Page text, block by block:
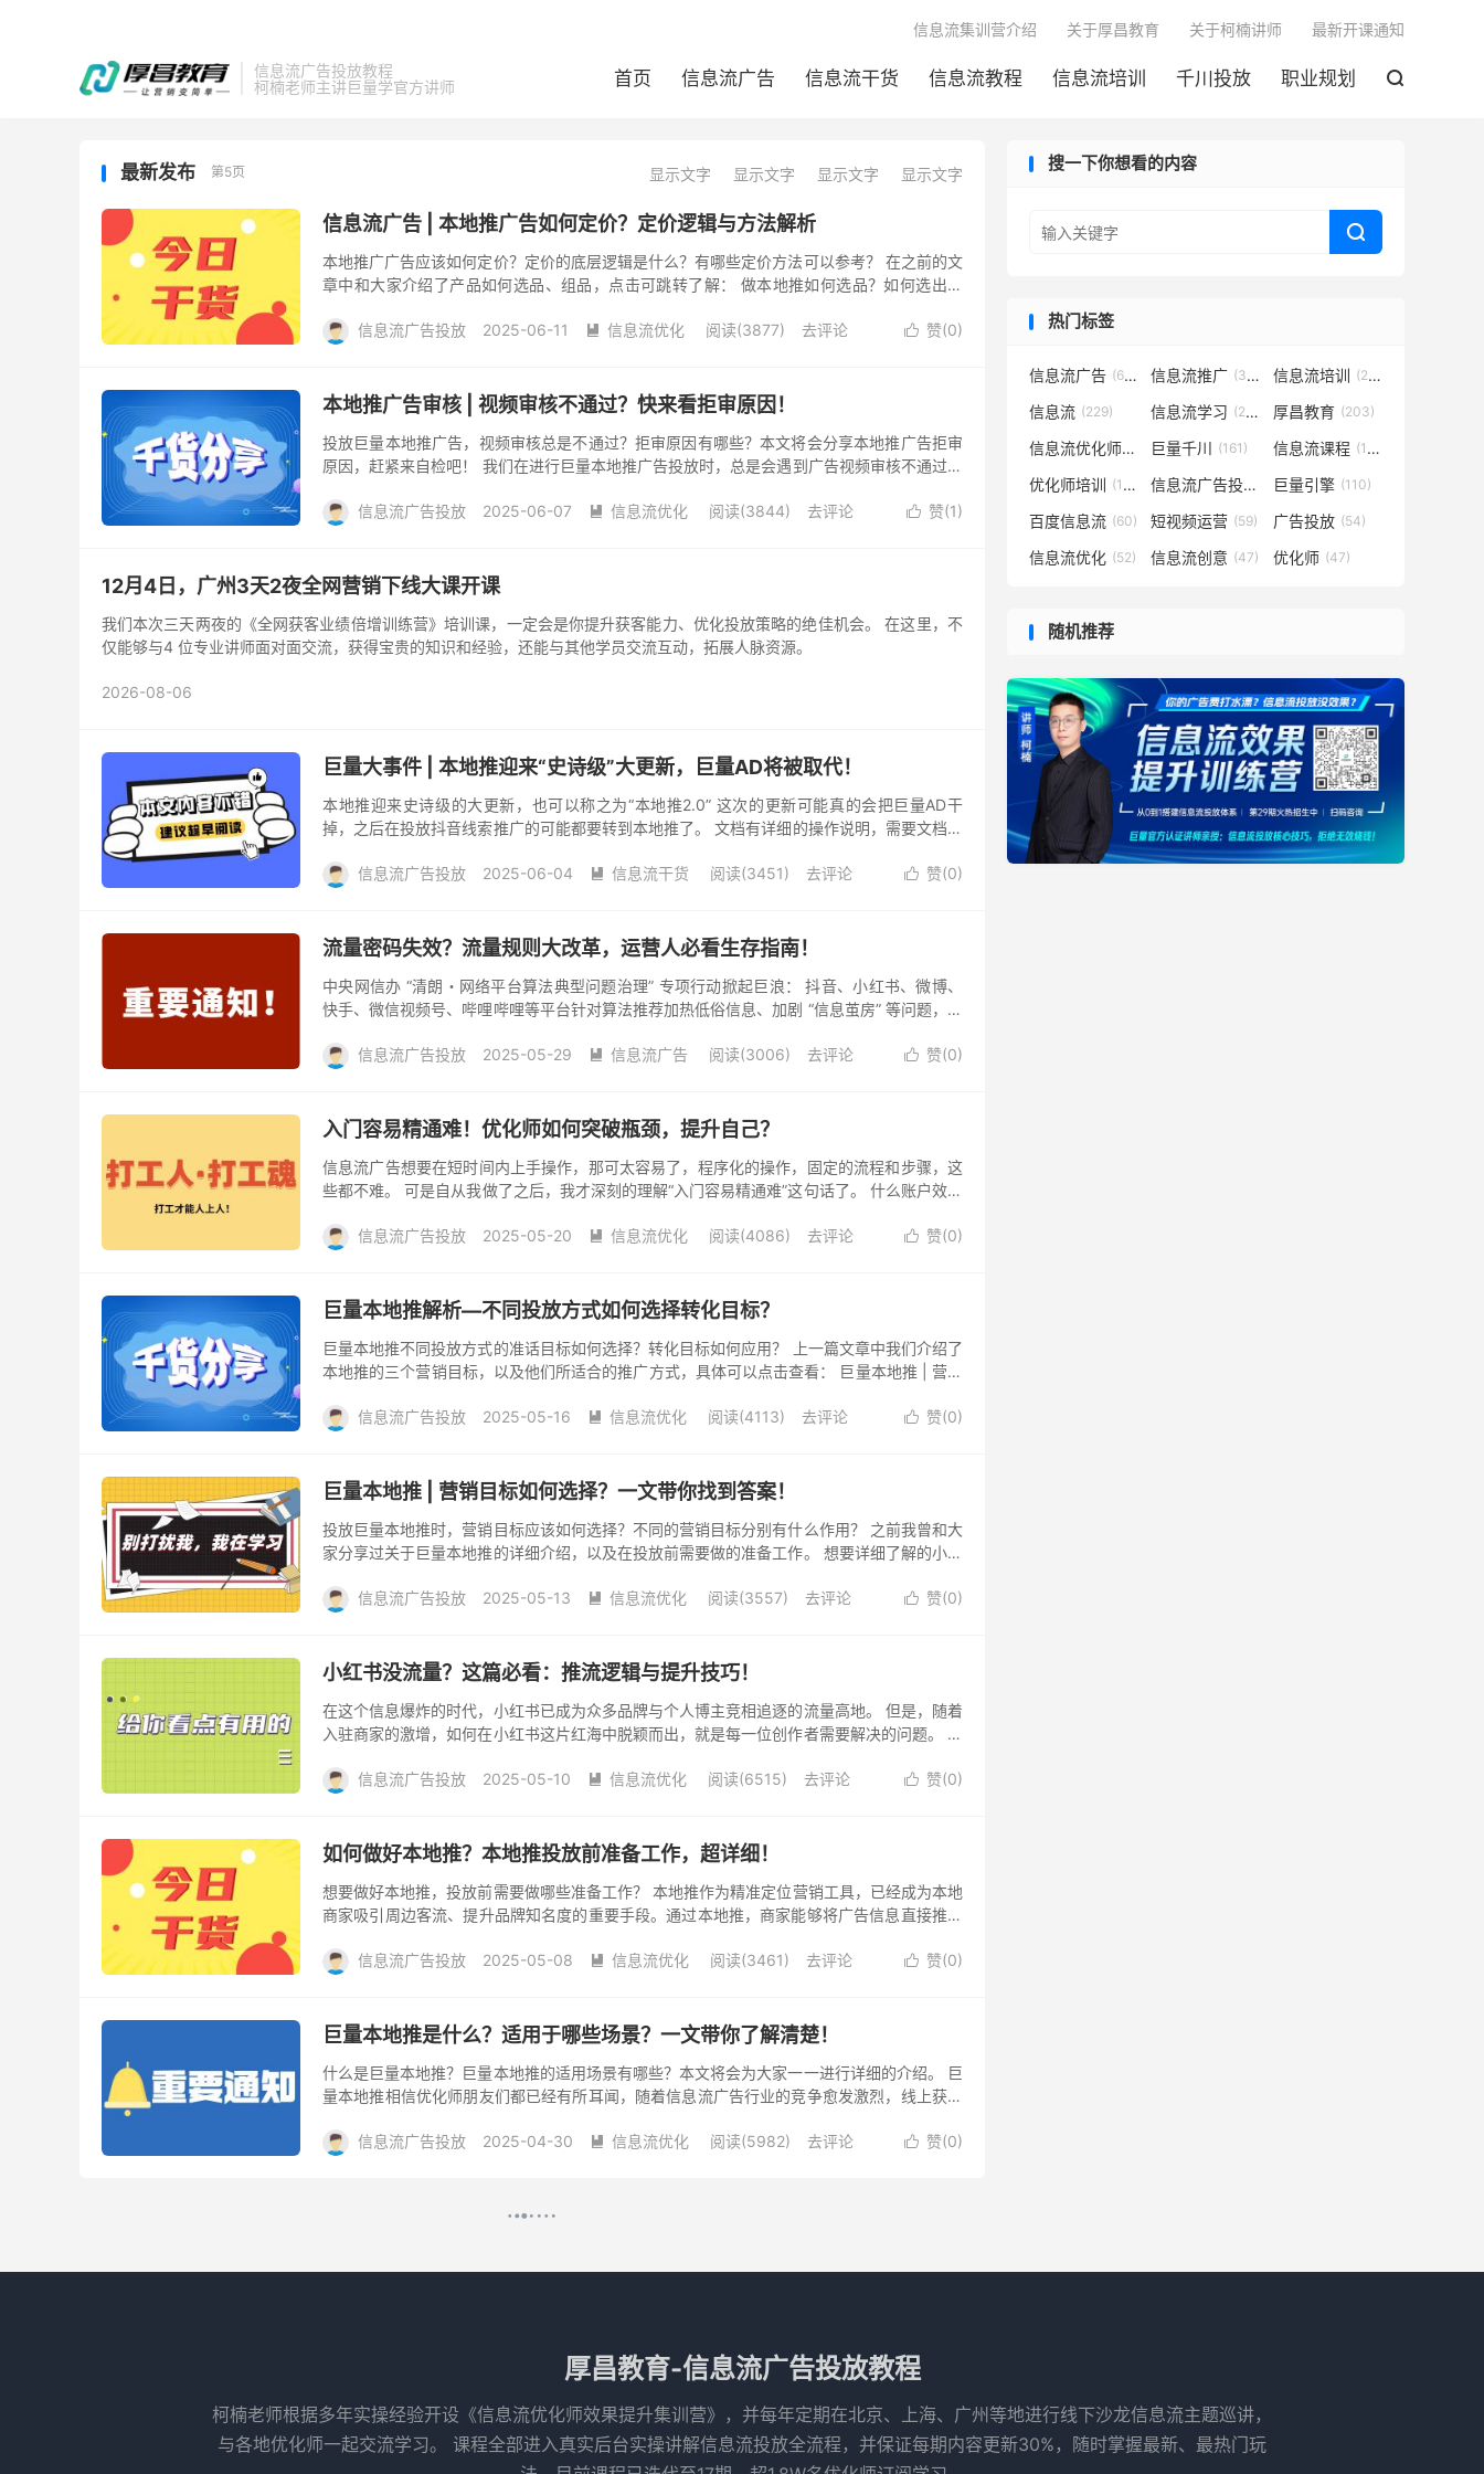
信息流广告投放教程
柯楠老师主讲巨量学官方讲师
首页 信息流广告 信息流干货 信息流教程 信息流培训 千川投放 职业规划 
信息流集训营介绍 关于厚昌教育 关于柯楠讲师 最新开课通知
最新发布 第5页 显示文字 显示文字 显示文字 显示文字
信息流广告 | 本地推广告如何定价？定价逻辑与方法解析
本地推广广告应该如何定价？定价的底层逻辑是什么？有哪些定价方法可以参考？ 在之前的文
章中和大家介绍了产品如何选品、组品，点击可跳转了解： 做本地推如何选品？如何选出好
 赞(0)
信息流广告投放 2025-06-11  信息流优化 阅读(3877) 去评论
本地推广告审核 | 视频审核不通过？快来看拒审原因！
投放巨量本地推广告，视频审核总是不通过？拒审原因有哪些？本文将会分享本地推广告拒审
原因，赶紧来自检吧！ 我们在进行巨量本地推广告投放时，总是会遇到广告视频审核不通过的
 赞(1)
信息流广告投放 2025-06-07  信息流优化 阅读(3844) 去评论
12月4日，广州3天2夜全网营销下线大课开课
我们本次三天两夜的《全网获客业绩倍增训练营》培训课，一定会是你提升获客能力、优化投放策略的绝佳机会。 在这里，不
仅能够与4 位专业讲师面对面交流，获得宝贵的知识和经验，还能与其他学员交流互动，拓展人脉资源。
2026-08-06
巨量大事件 | 本地推迎来“史诗级”大更新，巨量AD将被取代！
本地推迎来史诗级的大更新，也可以称之为“本地推2.0” 这次的更新可能真的会把巨量AD干
掉，之后在投放抖音线索推广的可能都要转到本地推了。 文档有详细的操作说明，需要文档的
 赞(0)
信息流广告投放 2025-06-04  信息流干货 阅读(3451) 去评论
流量密码失效？流量规则大改革，运营人必看生存指南！
中央网信办 “清朗・网络平台算法典型问题治理” 专项行动掀起巨浪： 抖音、小红书、微博、
快手、微信视频号、哔哩哔哩等平台针对算法推荐加热低俗信息、加剧 “信息茧房” 等问题，进
 赞(0)
信息流广告投放 2025-05-29  信息流广告 阅读(3006) 去评论
入门容易精通难！优化师如何突破瓶颈，提升自己？
信息流广告想要在短时间内上手操作，那可太容易了，程序化的操作，固定的流程和步骤，这
些都不难。 可是自从我做了之后，我才深刻的理解“入门容易精通难”这句话了。 什么账户效果
 赞(0)
信息流广告投放 2025-05-20  信息流优化 阅读(4086) 去评论
巨量本地推解析—不同投放方式如何选择转化目标？
巨量本地推不同投放方式的准话目标如何选择？转化目标如何应用？ 上一篇文章中我们介绍了
本地推的三个营销目标，以及他们所适合的推广方式，具体可以点击查看： 巨量本地推 | 营销
 赞(0)
信息流广告投放 2025-05-16  信息流优化 阅读(4113) 去评论
巨量本地推 | 营销目标如何选择？一文带你找到答案！
投放巨量本地推时，营销目标应该如何选择？不同的营销目标分别有什么作用？ 之前我曾和大
家分享过关于巨量本地推的详细介绍，以及在投放前需要做的准备工作。 想要详细了解的小伙
 赞(0)
信息流广告投放 2025-05-13  信息流优化 阅读(3557) 去评论
小红书没流量？这篇必看：推流逻辑与提升技巧！
在这个信息爆炸的时代，小红书已成为众多品牌与个人博主竞相追逐的流量高地。 但是，随着
入驻商家的激增，如何在小红书这片红海中脱颖而出，就是每一位创作者需要解决的问题。 今
 赞(0)
信息流广告投放 2025-05-10  信息流优化 阅读(6515) 去评论
如何做好本地推？本地推投放前准备工作，超详细！
想要做好本地推，投放前需要做哪些准备工作？ 本地推作为精准定位营销工具，已经成为本地
商家吸引周边客流、提升品牌知名度的重要手段。通过本地推，商家能够将广告信息直接推送
 赞(0)
信息流广告投放 2025-05-08  信息流优化 阅读(3461) 去评论
巨量本地推是什么？适用于哪些场景？一文带你了解清楚！
什么是巨量本地推？巨量本地推的适用场景有哪些？本文将会为大家一一进行详细的介绍。 巨
量本地推相信优化师朋友们都已经有所耳闻，随着信息流广告行业的竞争愈发激烈，线上获客
 赞(0)
信息流广告投放 2025-04-30  信息流优化 阅读(5982) 去评论
信息流广告如何提升流量质量？这几点是关键！
说，信息流广告的假量太多了！来的质量都特别差，导致转化特别少。 其实，在信息流广告
“投了10万，ROI不到1.5，老板差点让我走人…” “素材点击率0.3%，连自己都看不下去!” “面试
5家都被拒，说我不懂底层逻辑…” 如果你也正被这些问题困扰，别慌！ 这是大多数优化师都会
搜一下你想看的内容

热门标签
信息流广告 (683) 信息流推广 (301) 信息流培训 (252)
信息流 (229) 信息流学习 (221) 厚昌教育 (203)
信息流优化师(182)巨量千川 (161) 信息流课程 (152)
优化师培训 (133) 信息流广告投放 (127)
巨量引擎 (110)
百度信息流 (60) 短视频运营 (59) 广告投放 (54)
信息流优化 (52) 信息流创意 (47) 优化师 (47)
随机推荐